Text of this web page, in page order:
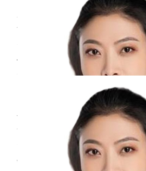
在孕中期，孕妇表现出大腿根部
于随着胎儿体积增大，被压迫到
疼痛。也可能是因为胎儿对腿部
担，如果长期站立也会造成大腿
经过适当的休息可得到缓解，会
疼痛消失。在表现出疼痛时可以
息，同时也可以在专业医生指导
做完爱后小腹剧烈疼痛 什么
三甲
做爱后小腹剧烈疼痛明显是不正
要考虑以下几种情况：1存在一些
房过于激烈引发的痉挛现象。3
黄体破裂。一次的疼痛并且持续
先做观察不做处理。如果多次表
孕晚期胸口 疼痛怎么回事？